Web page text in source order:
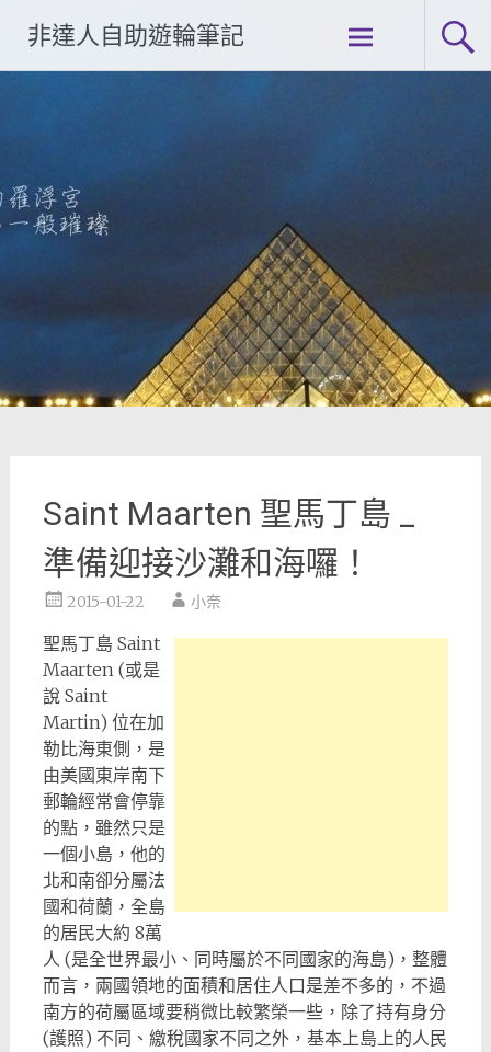
content
非達人自助遊輪筆記
Saint Maarten 聖馬丁島 _
準備迎接沙灘和海囉！
2015-01-22 小奈
聖馬丁島 Saint
Maarten (或是
說 Saint
Martin) 位在加
勒比海東側，是
由美國東岸南下
郵輪經常會停靠
的點，雖然只是
一個小島，他的
北和南卻分屬法
國和荷蘭，全島
的居民大約 8萬
人 (是全世界最小、同時屬於不同國家的海島)，整體
而言，兩國領地的面積和居住人口是差不多的，不過
南方的荷屬區域要稍微比較繁榮一些，除了持有身分
(護照) 不同、繳稅國家不同之外，基本上島上的人民